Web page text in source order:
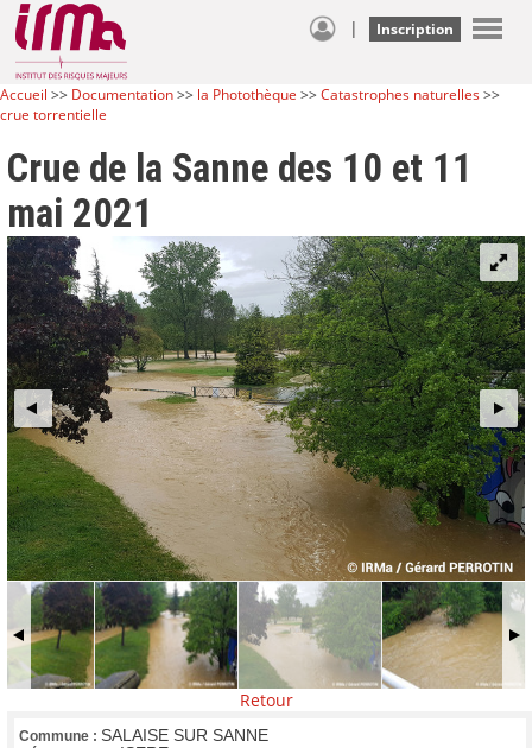
| Inscription
Accueil >> Documentation>> la Photothèque >>Catastrophes naturelles>>
crue torrentielle
Crue de la Sanne des 10 et 11
mai 2021
Retour
Commune : SALAISE SUR SANNE